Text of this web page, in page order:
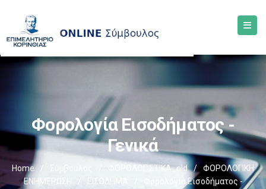
Φορολογία Εισοδήματος -
Γενικά
Home / Σύμβουλος ΦΟΡΟΛΟΓΙΣΤΙΚΑ_old /
ΦΟΡΟΛΟΓΙΚΗ
ΕΝΗΜΕΡΩΣΗ
/ ΕΙΣΟΔΗΜΑ
Φορολογία Εισοδήματος -